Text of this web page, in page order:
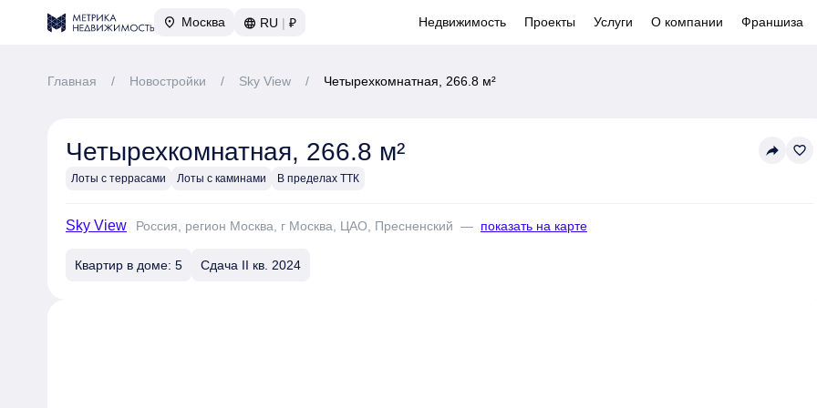
Москва RU | ₽ Недвижимость Проекты Услуги О компании Франшиза
Главная / Новостройки / Sky View / Четырехкомнатная, 266.8 м²
Четырехкомнатная, 266.8 м²
Лоты с террасами Лоты с каминами В пределах ТТК
reply favorite_border
Sky View Россия, регион Москва, г Москва, ЦАО, Пресненский — показать на карте
Квартир в доме: 5 Сдача II кв. 2024